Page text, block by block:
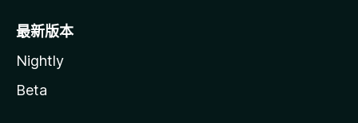
最新版本
Nightly
Beta